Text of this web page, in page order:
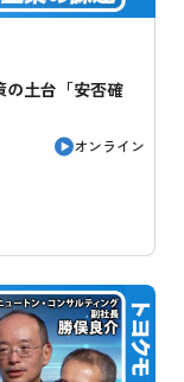
の土台「安否確
オンライン